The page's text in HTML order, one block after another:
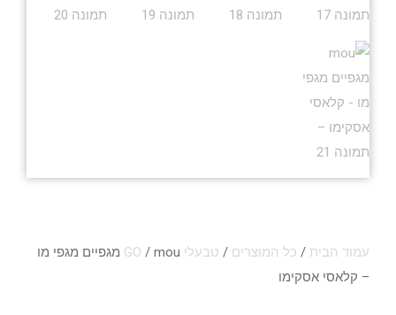
עמוד הבית / כל המוצרים / טבעלי GO
/ mou מגפיים מגפי מו
– קלאסי אסקימו